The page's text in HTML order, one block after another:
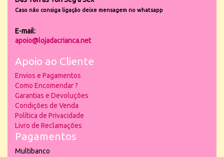
Caso não consiga ligação deixe mensagem no whatsapp
E-mail:
apoio@lojadacrianca.net
Apoio ao Cliente
Envios e Pagamentos
Como Encomendar ?
Garantias e Devoluções
Condições de Venda
Política de Privacidade
Livro de Reclamações
Pagamentos
Multibanco